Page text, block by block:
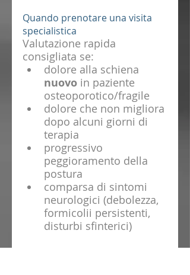
Quando prenotare una visita
specialistica
Valutazione rapida
consigliata se:
dolore alla schiena
nuovo in paziente
osteoporotico/fragile
dolore che non migliora
dopo alcuni giorni di
terapia
progressivo
peggioramento della
postura
comparsa di sintomi
neurologici (debolezza,
formicolii persistenti,
disturbi sfinterici)